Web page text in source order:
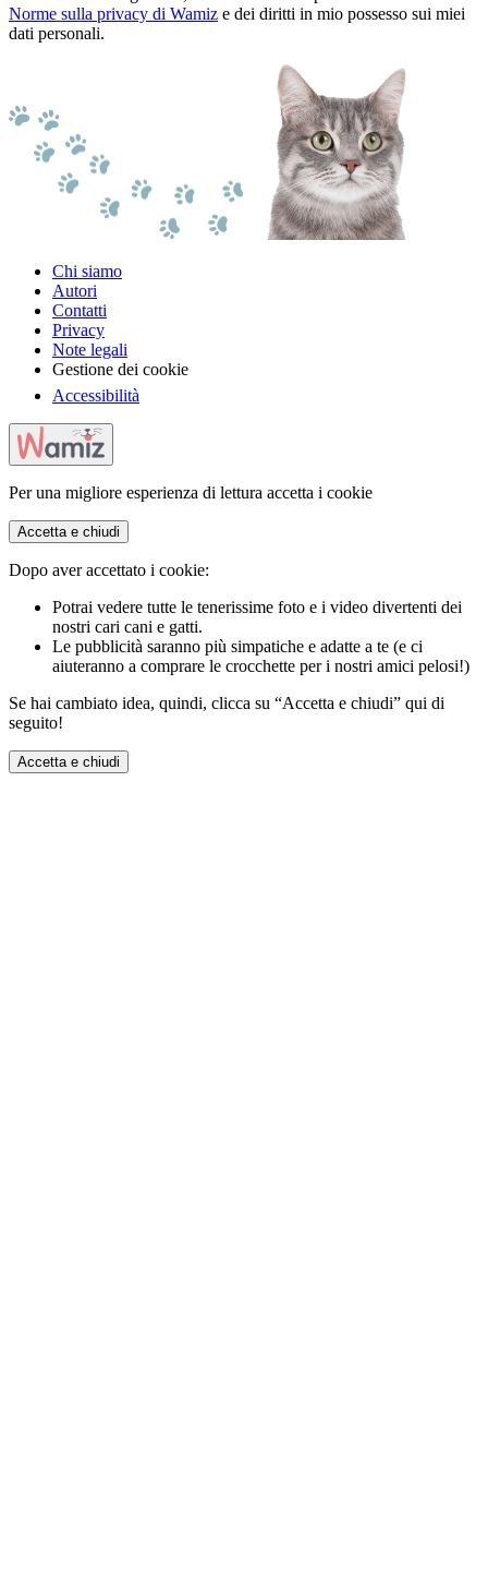
Norme sulla privacy di Wamiz e dei diritti in mio possesso sui miei
dati personali.
Chi siamo
Autori
Contatti
Privacy
Note legali
Gestione dei cookie
Accessibilità
Per una migliore esperienza di lettura accetta i cookie
Accetta e chiudi
Dopo aver accettato i cookie:
Potrai vedere tutte le tenerissime foto e i video divertenti dei
nostri cari cani e gatti.
Le pubblicità saranno più simpatiche e adatte a te (e ci
aiuteranno a comprare le crocchette per i nostri amici pelosi!)
Se hai cambiato idea, quindi, clicca su “Accetta e chiudi” qui di
seguito!
Accetta e chiudi